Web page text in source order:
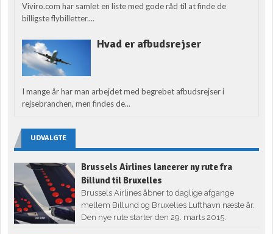
Viviro.com har samlet en liste med gode råd til at finde de
billigste flybilletter....
Hvad er afbudsrejser
I mange år har man arbejdet med begrebet afbudsrejser i
rejsebranchen, men findes de...
UDVALGTE
Brussels Airlines lancerer ny rute fra
Billund til Bruxelles
Brussels Airlines åbner to daglige afgange
mellem Billund og Bruxelles Lufthavn næste år.
Den nye rute starter den 29. marts 2015.